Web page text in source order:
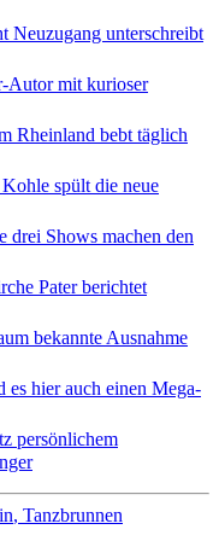
Neuzugang unterschreibt
Autor mit kurioser
Rheinland bebt täglich
spült die neue
drei Shows machen den
Pater berichtet
bekannte Ausnahme
es hier auch einen Mega-
persönlichem
Tanzbrunnen